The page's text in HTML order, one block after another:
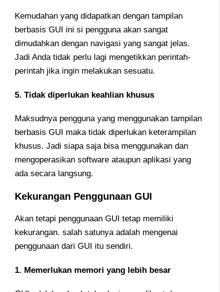
Kemudahan yang didapatkan dengan tampilan
berbasis GUI ini si pengguna akan sangat
dimudahkan dengan navigasi yang sangat jelas.
Jadi Anda tidak perlu lagi mengetikkan perintah-
perintah jika ingin melakukan sesuatu.
5. Tidak diperlukan keahlian khusus
Maksudnya pengguna yang menggunakan tampilan
berbasis GUI maka tidak diperlukan keterampilan
khusus. Jadi siapa saja bisa menggunakan dan
mengoperasikan software ataupun aplikasi yang
ada secara langsung.
Kekurangan Penggunaan GUI
Akan tetapi penggunaan GUI tetap memiliki
kekurangan. salah satunya adalah mengenai
penggunaan dari GUI itu sendiri.
1. Memerlukan memori yang lebih besar